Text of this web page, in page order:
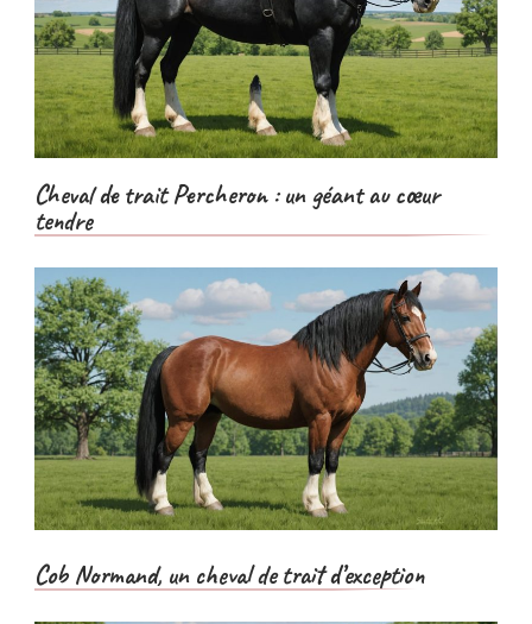
Cheval de trait Percheron : un géant au cœur
tendre
Cob Normand, un cheval de trait d’exception